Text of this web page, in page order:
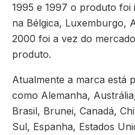
1995 e 1997 o produto
na Bélgica, Luxemburgo,
2000 foi a vez do
produto.
Atualmente a marca está
como Alemanha,
Brasil, Brunei, Canadá,
Sul, Espanha, Estados